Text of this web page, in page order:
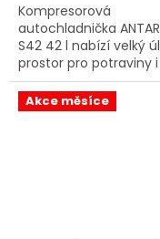
5
hvězdiček.
Kompresorová
autochladnička
S42 42 l nabízí velký
prostor pro potraviny i
nápoje na dlouhé
dovolenou nebo pobyt
karavanu. Díky
Akce měsíce